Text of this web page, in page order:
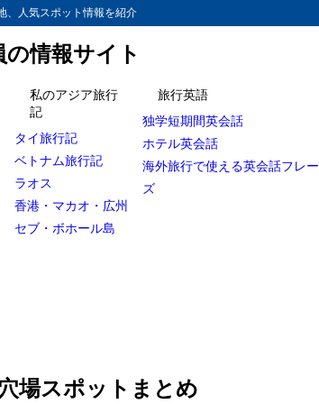
、人気スポット情報を紹介
の情報サイト
私のアジア旅行
記
タイ旅行記
ベトナム旅行記
ラオス
香港・マカオ・広州
セブ・ボホール島
旅行英語
独学短期間英会話
ホテル英会話
海外旅行で使える英会話フレー
ズ
場スポットまとめ
見